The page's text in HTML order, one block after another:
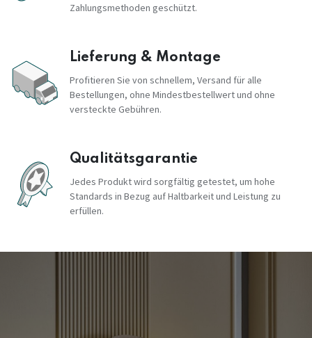
Zahlungsmethoden geschützt.
Lieferung & Montage
Profitieren Sie von schnellem, Versand für alle
Bestellungen, ohne Mindestbestellwert und ohne
versteckte Gebühren.
Qualitätsgarantie
Jedes Produkt wird sorgfältig getestet, um hohe
Standards in Bezug auf Haltbarkeit und Leistung zu
erfüllen.